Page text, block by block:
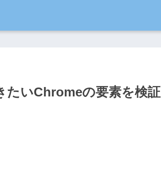
たいChromeの要素を検証